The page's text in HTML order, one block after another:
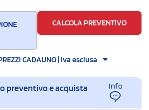
CALCOLA PREVENTIVO
CADAUNO | Iva esclusa
preventivo e acquista
Info